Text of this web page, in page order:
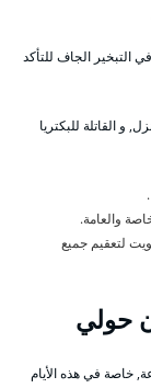
التبخير الجاف للتأكد
و القاتلة للبكتريا
والعامة.
لتعقيم جميع
حولي
خاصة في هذه الأيام